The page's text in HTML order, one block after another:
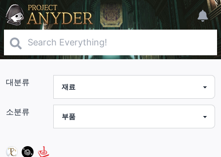
대분류
소분류